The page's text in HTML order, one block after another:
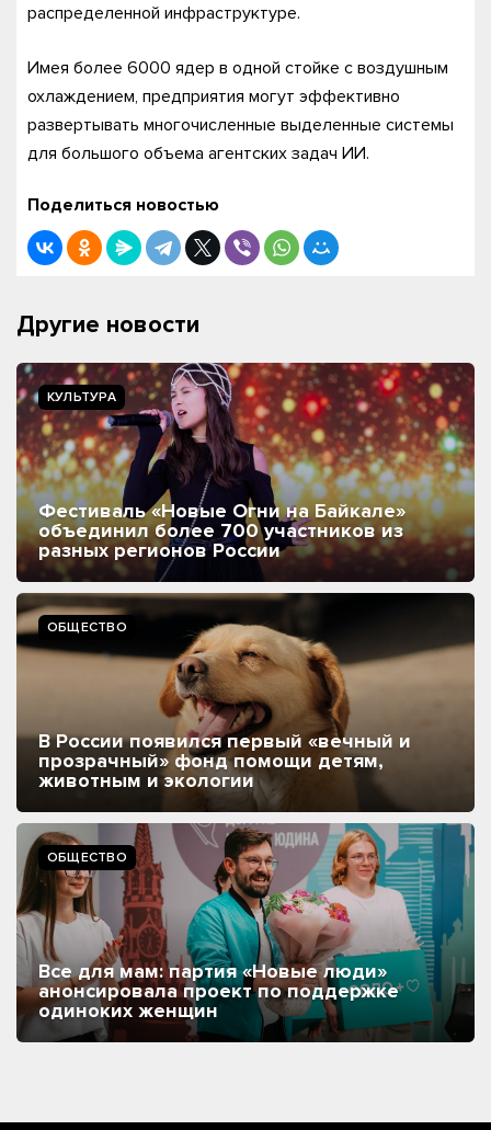
распределенной инфраструктуре.
Имея более 6000 ядер в одной стойке с воздушным
охлаждением, предприятия могут эффективно
развертывать многочисленные выделенные системы
для большого объема агентских задач ИИ.
Поделиться новостью
Другие новости
КУЛЬТУРА
Фестиваль «Новые Огни на Байкале»
объединил более 700 участников из
разных регионов России
ОБЩЕСТВО
В России появился первый «вечный и
прозрачный» фонд помощи детям,
животным и экологии
ОБЩЕСТВО
Все для мам: партия «Новые люди»
анонсировала проект по поддержке
одиноких женщин